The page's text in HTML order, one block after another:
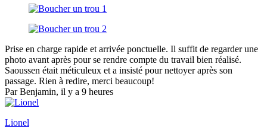
Prise en charge rapide et arrivée ponctuelle. Il suffit de regarder une
photo avant après pour se rendre compte du travail bien réalisé.
Saoussen était méticuleux et a insisté pour nettoyer après son
passage. Rien à redire, merci beaucoup!
Par Benjamin, il y a 9 heures
Lionel